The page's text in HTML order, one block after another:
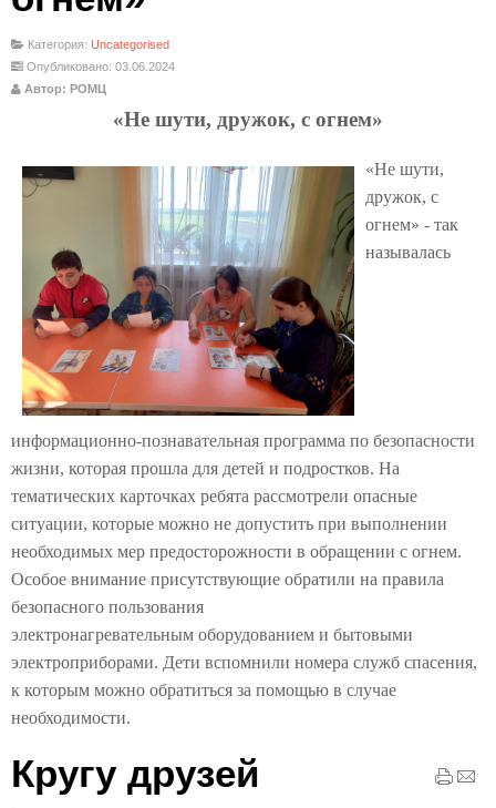
Категория: Uncategorised
Опубликовано: 03.06.2024
Автор: РОМЦ
«Не шути, дружок, с огнем»
«Не шути,
дружок, с
огнем» - так
называлась
информационно-познавательная программа по безопасности
жизни, которая прошла для детей и подростков. На
тематических карточках ребята рассмотрели опасные
ситуации, которые можно не допустить при выполнении
необходимых мер предосторожности в обращении с огнем.
Особое внимание присутствующие обратили на правила
безопасного пользования
электронагревательным оборудованием и бытовыми
электроприборами. Дети вспомнили номера служб спасения,
к которым можно обратиться за помощью в случае
необходимости.
Кругу друзей